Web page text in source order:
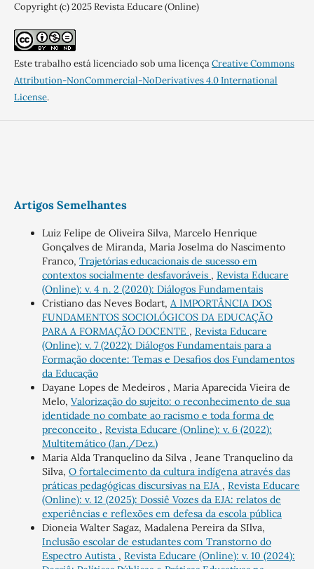
Copyright (c) 2025 Revista Educare (Online)
Este trabalho está licenciado sob uma licençaCreative Commons
Attribution-NonCommercial-NoDerivatives 4.0 International
License.
Artigos Semelhantes
Luiz Felipe de Oliveira Silva, Marcelo Henrique
Gonçalves de Miranda, Maria Joselma do Nascimento
Franco, Trajetórias educacionais de sucesso em
contextos socialmente desfavoráveis , Revista Educare
(Online): v. 4 n. 2 (2020): Diálogos Fundamentais
Cristiano das Neves Bodart, A IMPORTÂNCIA DOS
FUNDAMENTOS SOCIOLÓGICOS DA EDUCAÇÃO
PARA A FORMAÇÃO DOCENTE , Revista Educare
(Online): v. 7 (2022): Diálogos Fundamentais para a
Formação docente: Temas e Desafios dos Fundamentos
da Educação
Dayane Lopes de Medeiros , Maria Aparecida Vieira de
Melo, Valorização do sujeito: o reconhecimento de sua
identidade no combate ao racismo e toda forma de
preconceito , Revista Educare (Online): v. 6 (2022):
Multitemático (Jan./Dez.)
Maria Alda Tranquelino da Silva , Jeane Tranquelino da
Silva, O fortalecimento da cultura indígena através das
práticas pedagógicas discursivas na EJA , Revista Educare
(Online): v. 12 (2025): Dossiê Vozes da EJA: relatos de
experiências e reflexões em defesa da escola pública
Dioneia Walter Sagaz, Madalena Pereira da SIlva,
Inclusão escolar de estudantes com Transtorno do
Espectro Autista , Revista Educare (Online): v. 10 (2024):